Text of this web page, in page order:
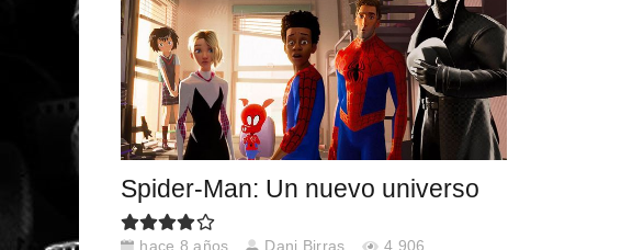
Spider-Man: Un nuevo universo
hace 8 años Dani Birras 4.906